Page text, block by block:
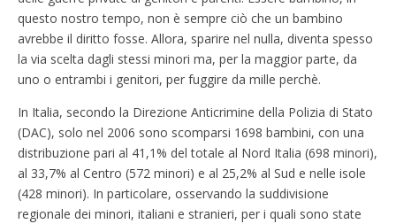
questo nostro tempo, non è sempre ciò che un bambino
avrebbe il diritto fosse. Allora, sparire nel nulla, diventa spesso
la via scelta dagli stessi minori ma, per la maggior parte, da
uno o entrambi i genitori, per fuggire da mille perchè.
In Italia, secondo la Direzione Anticrimine della Polizia di Stato
(DAC), solo nel 2006 sono scomparsi 1698 bambini, con una
distribuzione pari al 41,1% del totale al Nord Italia (698 minori),
al 33,7% al Centro (572 minori) e al 25,2% al Sud e nelle isole
(428 minori). In particolare, osservando la suddivisione
regionale dei minori, italiani e stranieri, per i quali sono state